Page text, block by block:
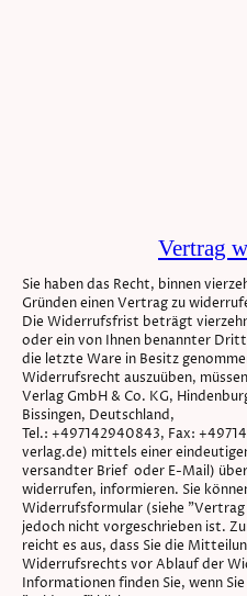
Vertrag
Sie haben das Recht, binnen
Gründen einen Vertrag zu
Die Widerrufsfrist beträgt vierzehn
oder ein von Ihnen benannter
die letzte Ware in Besitz
Widerrufsrecht auszuüben,
Verlag GmbH & Co. KG,
Bissingen, Deutschland,
Tel.: +497142940843, Fax:
verlag.de) mittels einer
versandter Brief oder E-Mail)
widerrufen, informieren. Sie
Widerrufsformular (siehe
jedoch nicht vorgeschrieben ist.
reicht es aus, dass Sie die
Widerrufsrechts vor Ablauf der
Informationen finden Sie, wenn